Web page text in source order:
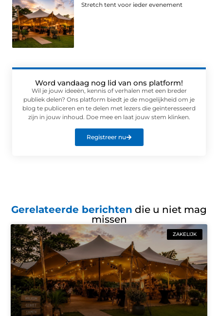
Stretch tent voor ieder evenement
Word vandaag nog lid van ons platform!
Wil je jouw ideeën, kennis of verhalen met een breder
publiek delen? Ons platform biedt je de mogelijkheid om je
blog te publiceren en te delen met lezers die geïnteresseerd
zijn in jouw inhoud. Doe mee en laat jouw stem klinken.
Registreer nu
Gerelateerde berichten die u niet mag
missen
ZAKELIJK